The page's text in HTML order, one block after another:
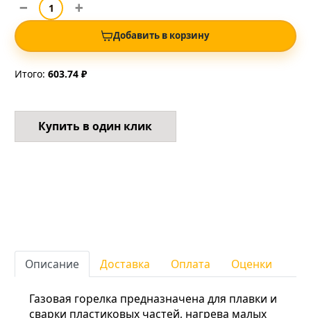
Добавить в корзину
Итого: 603.74 ₽
Купить в один клик
Описание Доставка Оплата Оценки
Газовая горелка предназначена для плавки и
сварки пластиковых частей, нагрева малых